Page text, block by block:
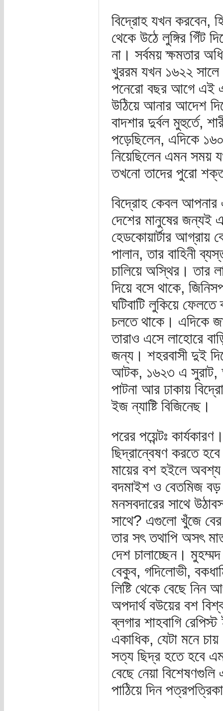
বিদ্রোহ যখন করবেন,
থেকে উঠে লুঙ্গির গিঁট
না। সর্বময় ক্ষমতার
খুররম যখন ১৬২২ সালে
পনেরো বছর আগে এই
উঠিয়ে আনার আদেশ
বাদশার দুর্বল মুহুর্তে,
পড়েছিলেন, এদিকে
নিয়েছিলেন এমন সময়
তখনো তাদের পুরো
বিদ্রোহ কেবল
দেশের মানুষের জন্যই
হেডকোয়ার্টার আগ্রায়
পালান, তার বাহিনী
চালিয়ে অস্থির। তার
দিয়ে বসে থাকে,
ঘটিবাটি লুকিয়ে
চলতে থাকে। এদিকে
তারাও এসে লাহোরে
জন্য। শহরবাসী দুই
আটক, ১৬২৩ এ সুরাট,
পাটনা আর ঢাকায়
ইজ ন্যাষ্টি বিজিনেছ।
পরের পয়েন্টঃ
ছিদ্রান্বেষণ করতে
মায়ের বশ হইলে
বদমাইশ ও বেতমিজ বড়
মনসবদারের সাথে
সাথে? এগুলো খুঁজে
তার সৎ তথাপি অসৎ
দেশ চালাচ্ছেন।
বেকুব, গদিলোভী,
লিষ্টি থেকে বেছে নিন
অপদার্থ বউয়ের বশ
ব্লগার শাহবাগি
একাধিক, যেটা মনে
সত্য ছিদ্র হতে হবে
বেছে নেয়া
পাঠিয়ে দিন